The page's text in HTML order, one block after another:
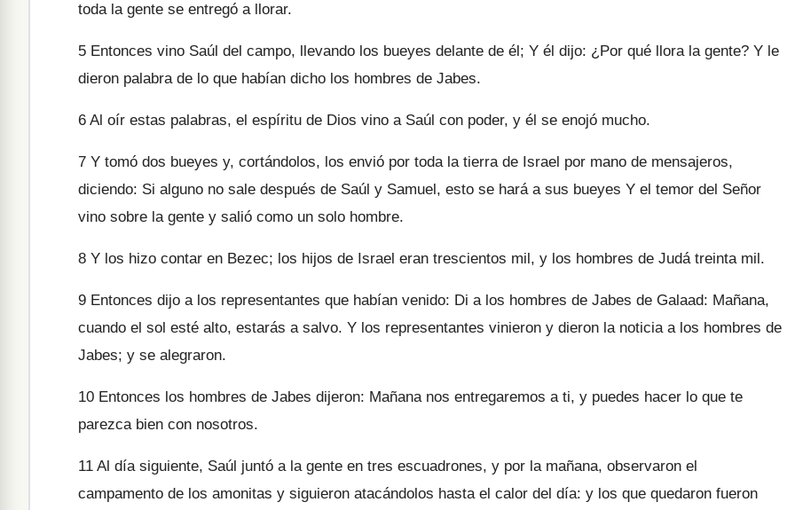
toda la gente se entregó a llorar.
5 Entonces vino Saúl del campo, llevando los bueyes delante de él; Y él dijo: ¿Por qué llora la gente? Y le
dieron palabra de lo que habían dicho los hombres de Jabes.
6 Al oír estas palabras, el espíritu de Dios vino a Saúl con poder, y él se enojó mucho.
7 Y tomó dos bueyes y, cortándolos, los envió por toda la tierra de Israel por mano de mensajeros,
diciendo: Si alguno no sale después de Saúl y Samuel, esto se hará a sus bueyes Y el temor del Señor
vino sobre la gente y salió como un solo hombre.
8 Y los hizo contar en Bezec; los hijos de Israel eran trescientos mil, y los hombres de Judá treinta mil.
9 Entonces dijo a los representantes que habían venido: Di a los hombres de Jabes de Galaad: Mañana,
cuando el sol esté alto, estarás a salvo. Y los representantes vinieron y dieron la noticia a los hombres de
Jabes; y se alegraron.
10 Entonces los hombres de Jabes dijeron: Mañana nos entregaremos a ti, y puedes hacer lo que te
parezca bien con nosotros.
11 Al día siguiente, Saúl juntó a la gente en tres escuadrones, y por la mañana, observaron el
campamento de los amonitas y siguieron atacándolos hasta el calor del día: y los que quedaron fueron